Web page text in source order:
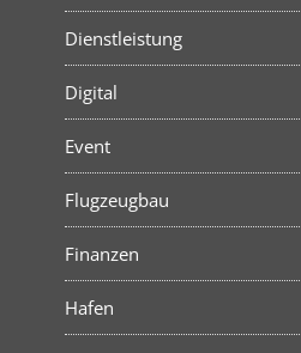
Dienstleistung
Digital
Event
Flugzeugbau
Finanzen
Hafen